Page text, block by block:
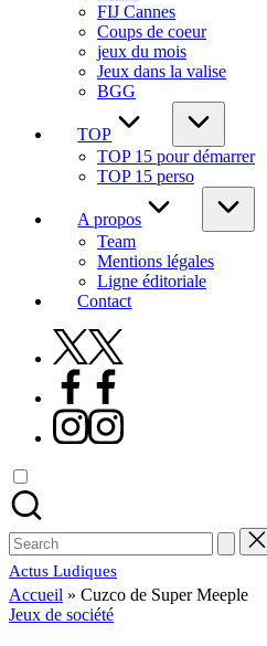
FIJ Cannes
Coups de coeur
jeux du mois
Jeux dans la valise
BGG
TOP
TOP 15 pour démarrer
TOP 15 perso
A propos
Team
Mentions légales
Ligne éditoriale
Contact
X
Facebook
Instagram
Search
for:
Actus Ludiques
Accueil » Cuzco de Super Meeple
Posted
Jeux de société